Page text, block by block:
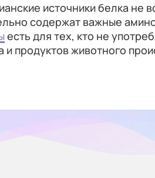
источники белка не
содержат важные
есть для тех, кто не
и продуктов животного